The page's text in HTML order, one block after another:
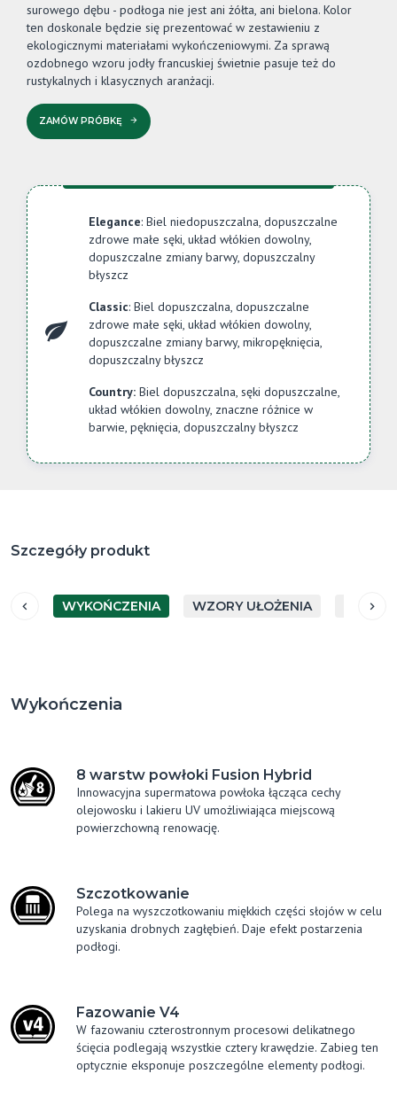
surowego dębu - podłoga nie jest ani żółta, ani bielona. Kolor
ten doskonale będzie się prezentować w zestawieniu z
ekologicznymi materiałami wykończeniowymi. Za sprawą
ozdobnego wzoru jodły francuskiej świetnie pasuje też do
rustykalnych i klasycznych aranżacji.
ZAMÓW PRÓBKĘ
Elegance: Biel niedopuszczalna, dopuszczalne
zdrowe małe sęki, układ włókien dowolny,
dopuszczalne zmiany barwy, dopuszczalny
błyszcz
Classic: Biel dopuszczalna, dopuszczalne
zdrowe małe sęki, układ włókien dowolny,
dopuszczalne zmiany barwy, mikropęknięcia,
dopuszczalny błyszcz
Country: Biel dopuszczalna, sęki dopuszczalne,
układ włókien dowolny, znaczne różnice w
barwie, pęknięcia, dopuszczalny błyszcz
Szczegóły produkt
WYKOŃCZENIA WZORY UŁOŻENIA
Wykończenia
8 warstw powłoki Fusion Hybrid
Innowacyjna supermatowa powłoka łącząca cechy
olejowosku i lakieru UV umożliwiająca miejscową
powierzchowną renowację.
Szczotkowanie
Polega na wyszczotkowaniu miękkich części słojów w celu
uzyskania drobnych zagłębień. Daje efekt postarzenia
podłogi.
Fazowanie V4
W fazowaniu czterostronnym procesowi delikatnego
ścięcia podlegają wszystkie cztery krawędzie. Zabieg ten
optycznie eksponuje poszczególne elementy podłogi.